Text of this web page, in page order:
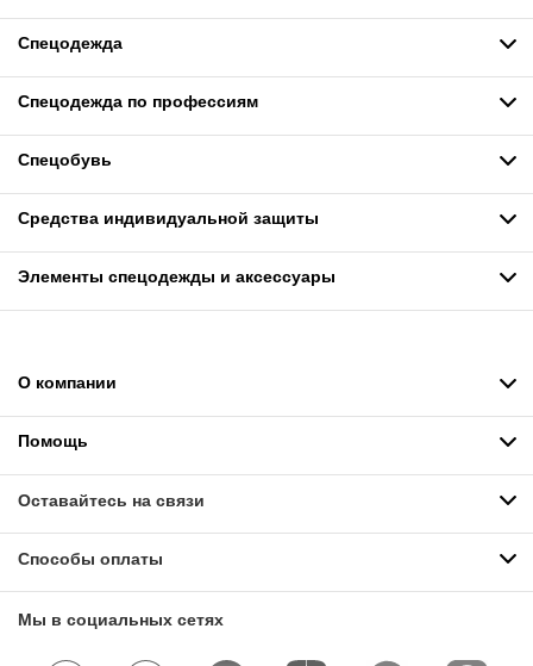
Спецодежда
Спецодежда по профессиям
Спецобувь
Средства индивидуальной защиты
Элементы спецодежды и аксессуары
О компании
Помощь
Оставайтесь на связи
Способы оплаты
Мы в социальных сетях